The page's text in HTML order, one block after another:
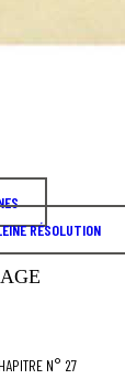
RÉSOLUTION
N° 27